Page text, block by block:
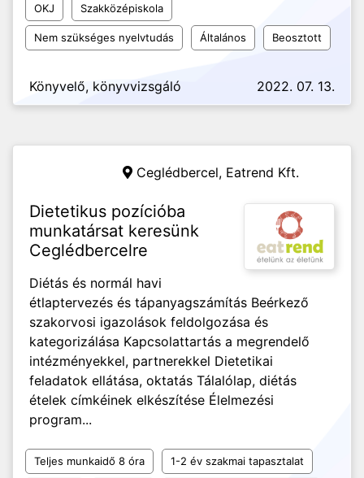
OKJ Szakközépiskola
Nem szükséges nyelvtudás Általános Beosztott
Könyvelő, könyvvizsgáló 2022. 07. 13.
Ceglédbercel, Eatrend Kft.
Dietetikus pozícióba
munkatársat keresünk
Ceglédbercelre
Diétás és normál havi
étlaptervezés és tápanyagszámítás Beérkező
szakorvosi igazolások feldolgozása és
kategorizálása Kapcsolattartás a megrendelő
intézményekkel, partnerekkel Dietetikai
feladatok ellátása, oktatás Tálalólap, diétás
ételek címkéinek elkészítése Élelmezési
program...
Teljes munkaidő 8 óra 1-2 év szakmai tapasztalat